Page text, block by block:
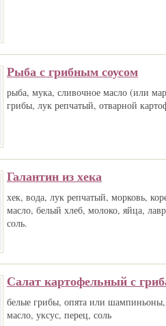
Рыба с грибным соусом
рыба, мука, сливочное масло (или
грибы, лук репчатый, отварной
Галантин из хека
хек, вода, лук репчатый, морковь,
масло, белый хлеб, молоко, яйца,
соль.
Салат картофельный с
белые грибы, опята или шампиньоны,
масло, уксус, перец, соль